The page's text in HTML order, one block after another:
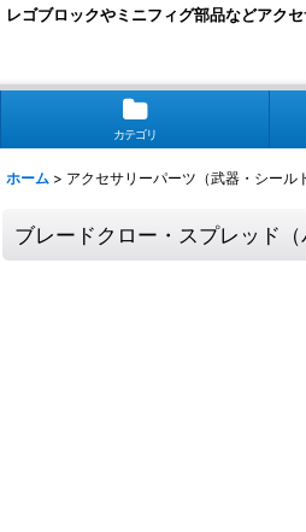
レゴブロックやミニフィグ部品などアク
カテゴリ
ホーム > アクセサリーパーツ（武器・シール
ブレードクロー・スプレッド（